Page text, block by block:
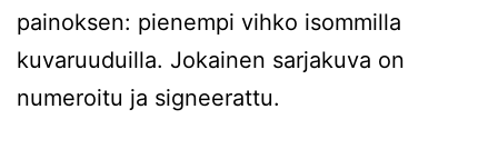
painoksen: pienempi vihko isommilla
kuvaruuduilla. Jokainen sarjakuva on
numeroitu ja signeerattu.